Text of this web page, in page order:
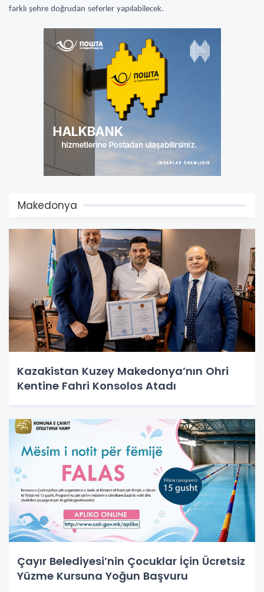
farklı şehre doğrudan seferler yapılabilecek.
Makedonya
Kazakistan Kuzey Makedonya’nın Ohri
Kentine Fahri Konsolos Atadı
Çayır Belediyesi’nin Çocuklar İçin Ücretsiz
Yüzme Kursuna Yoğun Başvuru